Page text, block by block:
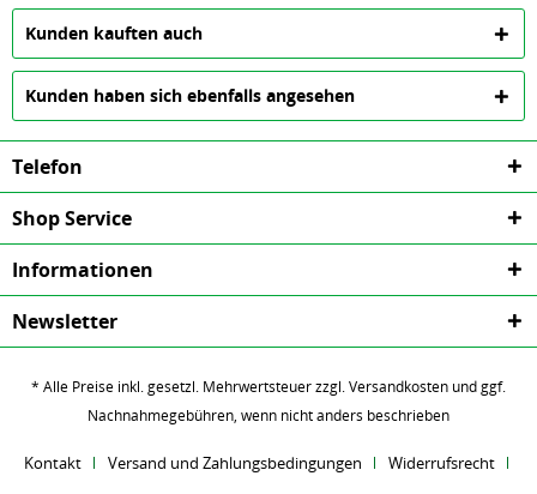
Kunden kauften auch
Kunden haben sich ebenfalls angesehen
Telefon
Shop Service
Informationen
Newsletter
* Alle Preise inkl. gesetzl. Mehrwertsteuer zzgl.Versandkosten und ggf.
Nachnahmegebühren, wenn nicht anders beschrieben
Kontakt Versand und Zahlungsbedingungen
Widerrufsrecht